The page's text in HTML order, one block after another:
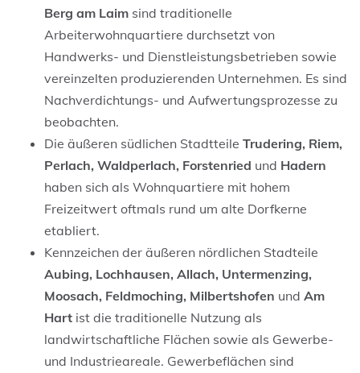
Berg am Laim sind traditionelle
Arbeiterwohnquartiere durchsetzt von
Handwerks- und Dienstleistungsbetrieben sowie
vereinzelten produzierenden Unternehmen. Es sind
Nachverdichtungs- und Aufwertungsprozesse zu
beobachten.
Die äußeren südlichen Stadtteile Trudering, Riem,
Perlach, Waldperlach, Forstenried und Hadern
haben sich als Wohnquartiere mit hohem
Freizeitwert oftmals rund um alte Dorfkerne
etabliert.
Kennzeichen der äußeren nördlichen Stadteile
Aubing, Lochhausen, Allach, Untermenzing,
Moosach, Feldmoching, Milbertshofen und Am
Hart ist die traditionelle Nutzung als
landwirtschaftliche Flächen sowie als Gewerbe-
und Industrieareale. Gewerbeflächen sind